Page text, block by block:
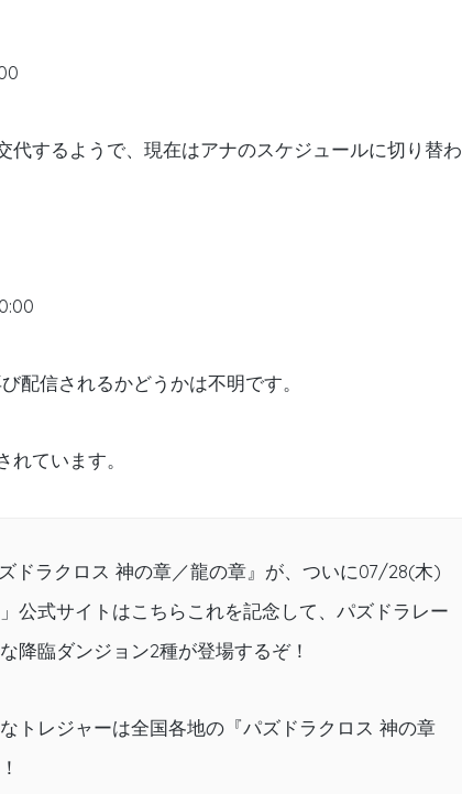
代するようで、現在はアナのスケジュールに切り替わ
配信されるかどうかは不明です。
ています。
ドラクロス 神の章／龍の章』が、ついに07/28(木)
公式サイトはこちらこれを記念して、パズドラレー
降臨ダンジョン2種が登場するぞ！
トレジャーは全国各地の『パズドラクロス 神の章